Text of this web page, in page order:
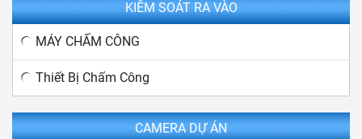
KIỂM SOÁT RA VÀO
MÁY CHẤM CÔNG
Thiết Bị Chấm Công
CAMERA DỰ ÁN